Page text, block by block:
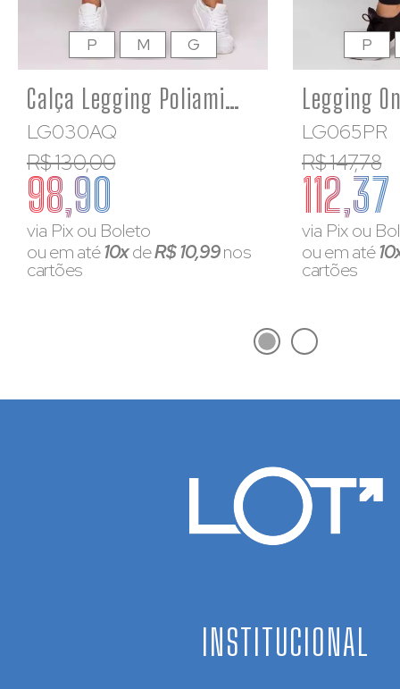
Calça Legging Poliamida Feminina Suplex Premium Aquarela Pêssego
LG030AQ
R$ 130,00
98,90
via Pix ou Boleto
ou em até10xdeR$ 10,99nos
cartões
P M G
LG065PR
R$ 147,78
112,37
via Pix ou
ou em até
cartões
P
INSTITUCIONAL